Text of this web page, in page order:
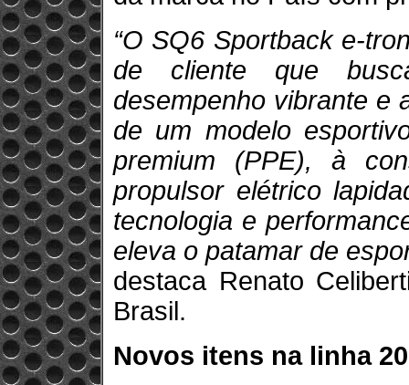
“O SQ6 Sportback e-
de cliente que
desempenho vibrante e
de um modelo
premium (PPE), à
propulsor elétrico
tecnologia e
eleva o patamar de
destaca Renato
Brasil.
Novos itens na linha